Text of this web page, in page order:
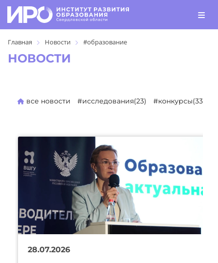
Главная Новости #образование
НОВОСТИ
все новости #исследования(23) #конкурсы(330)
28.07.2026